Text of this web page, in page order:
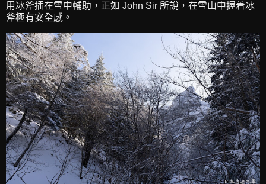
用冰斧插在雪中輔助，正如 John Sir 所說，在雪山中握着冰
斧極有安全感。